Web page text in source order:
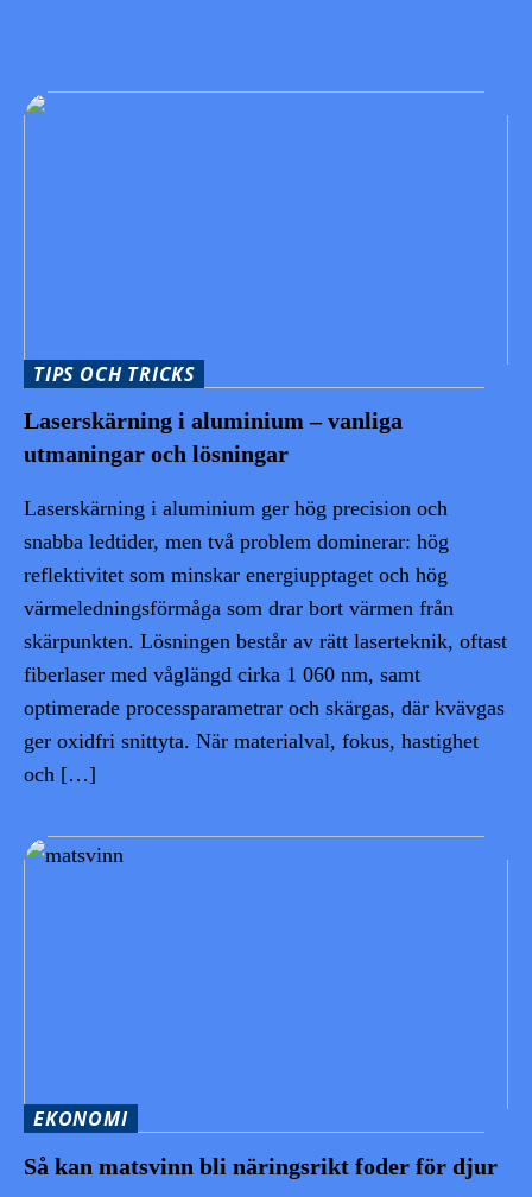
TIPS OCH TRICKS
Laserskärning i aluminium – vanliga
utmaningar och lösningar
Laserskärning i aluminium ger hög precision och
snabba ledtider, men två problem dominerar: hög
reflektivitet som minskar energiupptaget och hög
värmeledningsförmåga som drar bort värmen från
skärpunkten. Lösningen består av rätt laserteknik, oftast
fiberlaser med våglängd cirka 1 060 nm, samt
optimerade processparametrar och skärgas, där kvävgas
ger oxidfri snittyta. När materialval, fokus, hastighet
och […]
EKONOMI
Så kan matsvinn bli näringsrikt foder för djur